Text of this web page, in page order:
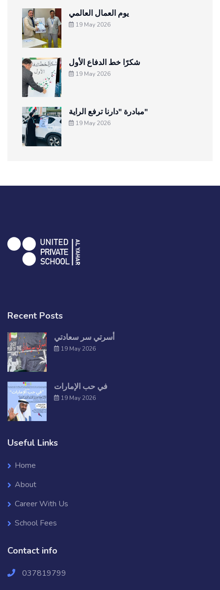
يوم العمال العالمي
19 May 2026
شكرًا خط الدفاع الأول
19 May 2026
مبادرة "دارنا ترفع الراية"
19 May 2026
Recent Posts
أسرتي سر سعادتي
19 May 2026
في حب الإمارات
19 May 2026
Useful Links
Home
About
Career With Us
School Fees
Contact info
037819799